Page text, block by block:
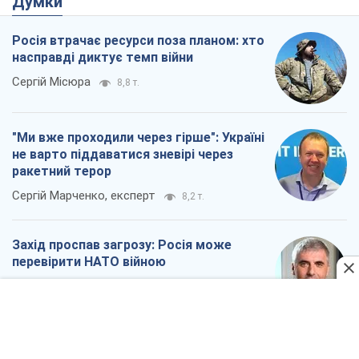
Росія втрачає ресурси поза планом: хто
насправді диктує темп війни
Сергій Місюра 8,8 т.
"Ми вже проходили через гірше": Україні
не варто піддаватися зневірі через
ракетний терор
Сергій Марченко, експерт 8,2 т.
Захід проспав загрозу: Росія може
перевірити НАТО війною